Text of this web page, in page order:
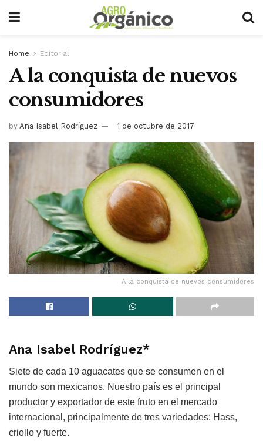
Home Editorial
A la conquista de nuevos
consumidores
by Ana Isabel Rodríguez 1 de octubre de 2017
A la conquista de nuevos consumidores
Ana Isabel Rodríguez*
Siete de cada 10 aguacates que se consumen en el
mundo son mexicanos. Nuestro país es el principal
productor y exportador de este fruto en el mercado
internacional, principalmente de tres variedades: Hass,
criollo y fuerte.